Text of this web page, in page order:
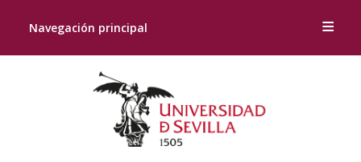
Navegación principal